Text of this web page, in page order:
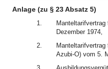
Anlage (zu § 23 Absatz 5)
1.
Dezember 1974,
2.
Azubi-O) vom 5.